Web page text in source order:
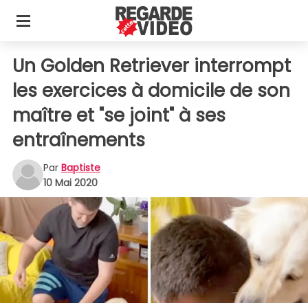
Un Golden Retriever interrompt
les exercices à domicile de son
maître et "se joint" à ses
entraînements
Par Baptiste
10 Mai 2020